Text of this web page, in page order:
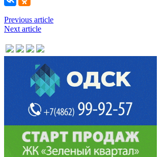
Previous article
Next article